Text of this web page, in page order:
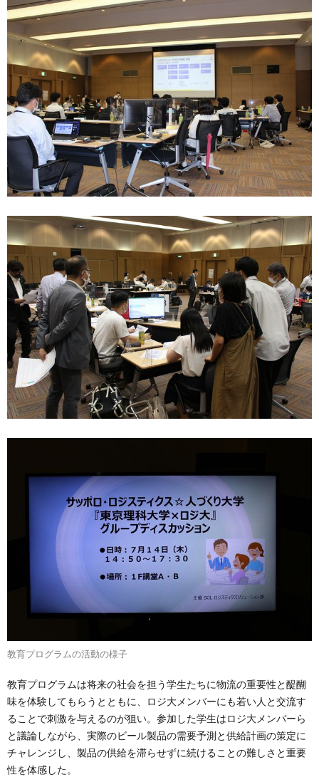
教育プログラムの活動の様子
教育プログラムは将来の社会を担う学生たちに物流の重要性と醍醐
味を体験してもらうとともに、ロジ大メンバーにも若い人と交流す
ることで刺激を与えるのが狙い。参加した学生はロジ大メンバーら
と議論しながら、実際のビール製品の需要予測と供給計画の策定に
チャレンジし、製品の供給を滞らせずに続けることの難しさと重要
性を体感した。